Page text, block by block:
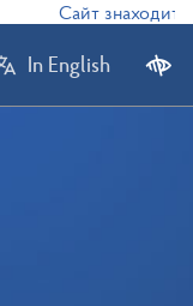
Сайт
In English